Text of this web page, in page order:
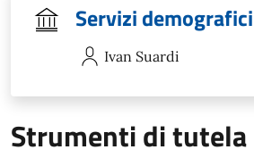
Servizi demografici
Ivan Suardi
Strumenti di tutela